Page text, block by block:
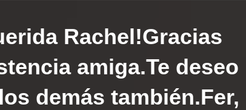
Rachel!Gracias
amiga.Te deseo
demás también.Fer,